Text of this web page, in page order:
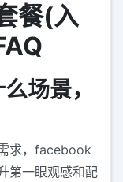
餐(入
场景，
求，facebook
第一眼观感和配